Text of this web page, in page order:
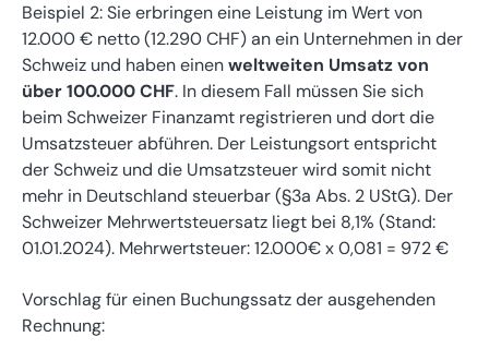
Beispiel 2: Sie erbringen eine Leistung im Wert von
12.000 € netto (12.290 CHF) an ein Unternehmen in der
Schweiz und haben einenweltweiten Umsatz von
über 100.000 CHF. In diesem Fall müssen Sie sich
beim Schweizer Finanzamt registrieren und dort die
Umsatzsteuer abführen. Der Leistungsort entspricht
der Schweiz und die Umsatzsteuer wird somit nicht
mehr in Deutschland steuerbar (§3a Abs. 2 UStG). Der
Schweizer Mehrwertsteuersatz liegt bei 8,1% (Stand:
01.01.2024). Mehrwertsteuer: 12.000€ x 0,081 = 972 €
Vorschlag für einen Buchungssatz der ausgehenden
Rechnung: